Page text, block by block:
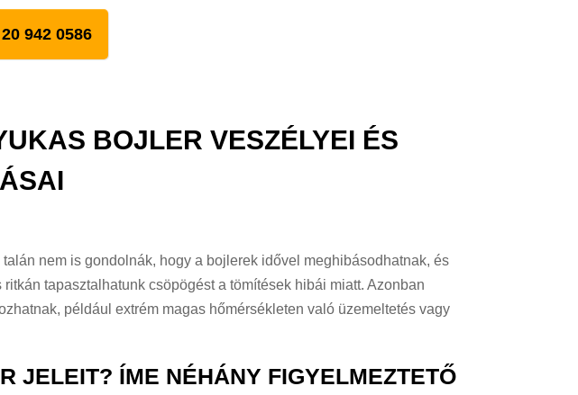
942 0586
BOJLER VESZÉLYEI ÉS
nem is gondolnák, hogy a bojlerek idővel meghibásodhatnak, és
tapasztalhatunk csöpögést a tömítések hibái miatt. Azonban
például extrém magas hőmérsékleten való üzemeltetés vagy
JELEIT? ÍME NÉHÁNY FIGYELMEZTETŐ